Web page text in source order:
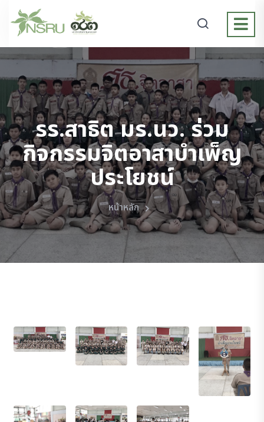
รร.สาธิต มร.นว. ร่วม
กิจกรรมจิตอาสาบำเพ็ญ
ประโยชน์
หน้าหลัก